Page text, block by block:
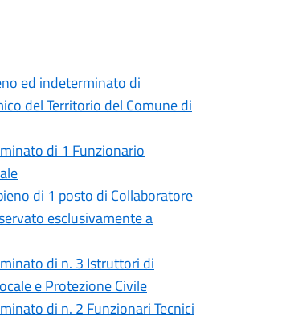
ed indeterminato di
del Territorio del Comune di
di 1 Funzionario
di 1 posto di Collaboratore
esclusivamente a
di n. 3 Istruttori di
e Protezione Civile
di n. 2 Funzionari Tecnici